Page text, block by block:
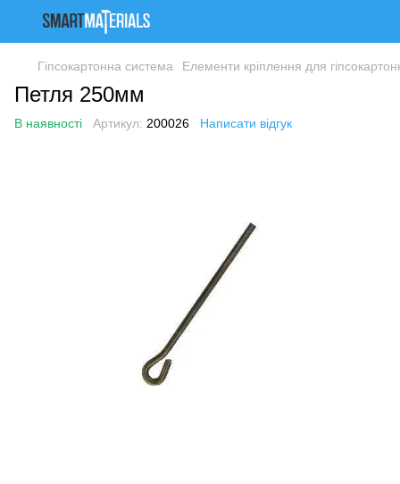
Гіпсокартонна система Елементи кріплення для
Петля 250мм
В наявності Артикул: 200026 Написати відгук